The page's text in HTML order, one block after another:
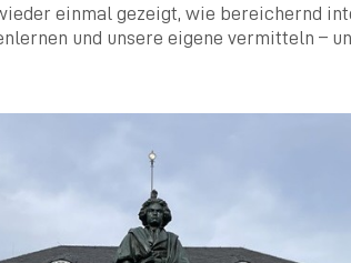
einmal gezeigt, wie bereichernd
und unsere eigene vermitteln –